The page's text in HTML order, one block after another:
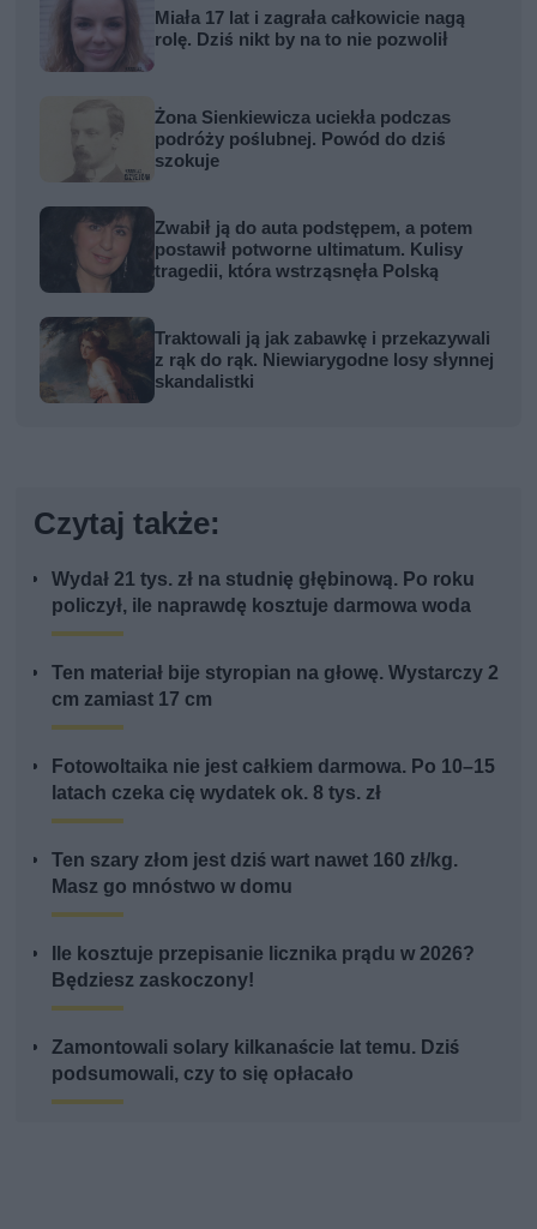
Miała 17 lat i zagrała całkowicie nagą
rolę. Dziś nikt by na to nie pozwolił
Żona Sienkiewicza uciekła podczas
podróży poślubnej. Powód do dziś
szokuje
Zwabił ją do auta podstępem, a potem
postawił potworne ultimatum. Kulisy
tragedii, która wstrząsnęła Polską
Traktowali ją jak zabawkę i przekazywali
z rąk do rąk. Niewiarygodne losy słynnej
skandalistki
Czytaj także:
Wydał 21 tys. zł na studnię głębinową. Po roku
policzył, ile naprawdę kosztuje darmowa woda
Ten materiał bije styropian na głowę. Wystarczy 2
cm zamiast 17 cm
Fotowoltaika nie jest całkiem darmowa. Po 10–15
latach czeka cię wydatek ok. 8 tys. zł
Ten szary złom jest dziś wart nawet 160 zł/kg.
Masz go mnóstwo w domu
Ile kosztuje przepisanie licznika prądu w 2026?
Będziesz zaskoczony!
Zamontowali solary kilkanaście lat temu. Dziś
podsumowali, czy to się opłacało